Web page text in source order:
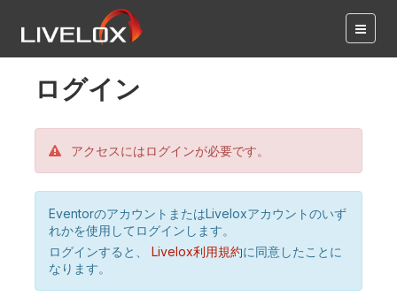
ログイン
アクセスにはログインが必要です。
EventorのアカウントまたはLiveloxアカウントのいず
れかを使用してログインします。
ログインすると、
Livelox利用規約に同意したことに
なります。